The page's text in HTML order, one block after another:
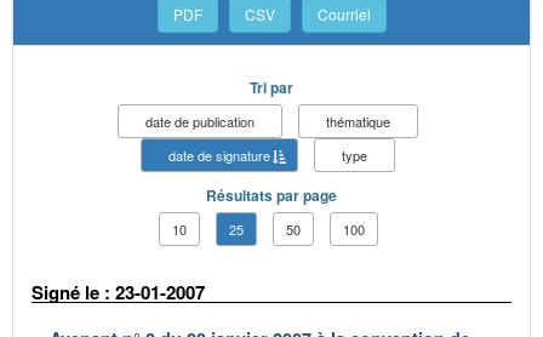
PDF CSV Courriel
Tri par
date de publication
thématique
date de signature
type
Résultats par page
10 25 50 100
Signé le : 23-01-2007